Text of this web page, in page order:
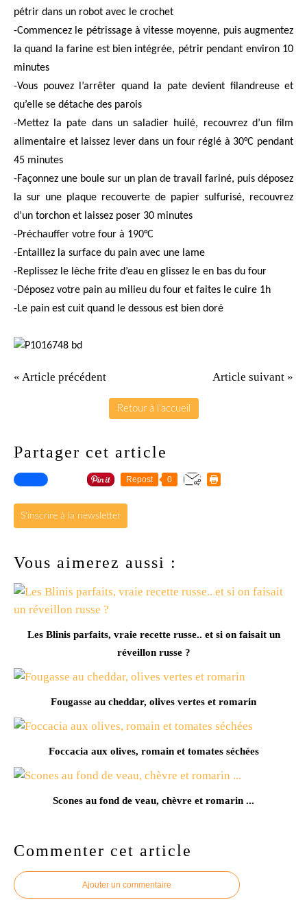
pétrir dans un robot avec le crochet
-Commencez le pétrissage à vitesse moyenne, puis augmentez
la quand la farine est bien intégrée, pétrir pendant environ 10
minutes
-Vous pouvez l’arrêter quand la pate devient filandreuse et
qu’elle se détache des parois
-Mettez la pate dans un saladier huilé, recouvrez d’un film
alimentaire et laissez lever dans un four réglé à 30°C pendant
45 minutes
-Façonnez une boule sur un plan de travail fariné, puis déposez
la sur une plaque recouverte de papier sulfurisé, recouvrez
d’un torchon et laissez poser 30 minutes
-Préchauffer votre four à 190°C
-Entaillez la surface du pain avec une lame
-Replissez le lèche frite d’eau en glissez le en bas du four
-Déposez votre pain au milieu du four et faites le cuire 1h
-Le pain est cuit quand le dessous est bien doré
« Article précédent Article suivant »
Retour à l'accueil
Partager cet article
Repost 0
S'inscrire à la newsletter
Vous aimerez aussi :
Les Blinis parfaits, vraie recette russe.. et si on faisait un
réveillon russe ?
Fougasse au cheddar, olives vertes et romarin
Foccacia aux olives, romain et tomates séchées
Scones au fond de veau, chèvre et romarin ...
Commenter cet article
Ajouter un commentaire